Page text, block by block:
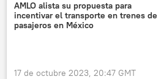
ONU
Unión Africana
Gobierno de Venezuela
AMLO alista su propuesta para
incentivar el transporte en trenes de
pasajeros en México
17 de octubre 2023, 20:47 GMT